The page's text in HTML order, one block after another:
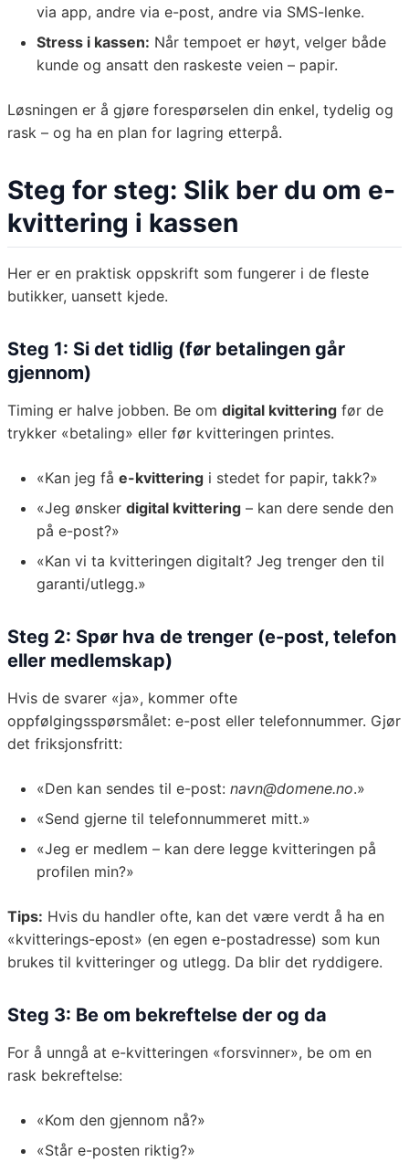
via app, andre via e-post, andre via SMS-lenke.
Stress i kassen: Når tempoet er høyt, velger både
kunde og ansatt den raskeste veien – papir.
Løsningen er å gjøre forespørselen din enkel, tydelig og
rask – og ha en plan for lagring etterpå.
Steg for steg: Slik ber du om e-
kvittering i kassen
Her er en praktisk oppskrift som fungerer i de fleste
butikker, uansett kjede.
Steg 1: Si det tidlig (før betalingen går
gjennom)
Timing er halve jobben. Be om digital kvittering før de
trykker «betaling» eller før kvitteringen printes.
«Kan jeg få e-kvittering i stedet for papir, takk?»
«Jeg ønsker digital kvittering – kan dere sende den
på e-post?»
«Kan vi ta kvitteringen digitalt? Jeg trenger den til
garanti/utlegg.»
Steg 2: Spør hva de trenger (e-post, telefon
eller medlemskap)
Hvis de svarer «ja», kommer ofte
oppfølgingsspørsmålet: e-post eller telefonnummer. Gjør
det friksjonsfritt:
«Den kan sendes til e-post: navn@domene.no.»
«Send gjerne til telefonnummeret mitt.»
«Jeg er medlem – kan dere legge kvitteringen på
profilen min?»
Tips: Hvis du handler ofte, kan det være verdt å ha en
«kvitterings-epost» (en egen e-postadresse) som kun
brukes til kvitteringer og utlegg. Da blir det ryddigere.
Steg 3: Be om bekreftelse der og da
For å unngå at e-kvitteringen «forsvinner», be om en
rask bekreftelse:
«Kom den gjennom nå?»
«Står e-posten riktig?»